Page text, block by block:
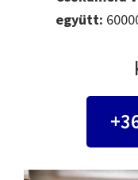
együtt: